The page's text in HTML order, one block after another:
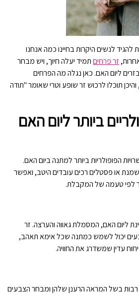
להגיד לנשים היקרות בחיינו כמה אנחנו
זר פרחיםתמיד יעלה חיוך, ויש מבחר
ליום האם. כאן נגלה מה הפרחים
והיכן תוכלו לרכוש זר שופע וטרי שאומר "תודה
ביותר ליום האם
הפופולריות ביותר למתנה ביום האם.
שמנת או פסטלים רכים עובדים היטב, ואפשר
לפי טעמה של המקבלת.
ליום האם, המסמלת גאווה והערצה. זר
יכול לשמש כמתנה שכל אימא תאהב,
עדין שמשדרג את החוויה.
רבות בשל המראה הרענן שלהן ומבחר הצבעים